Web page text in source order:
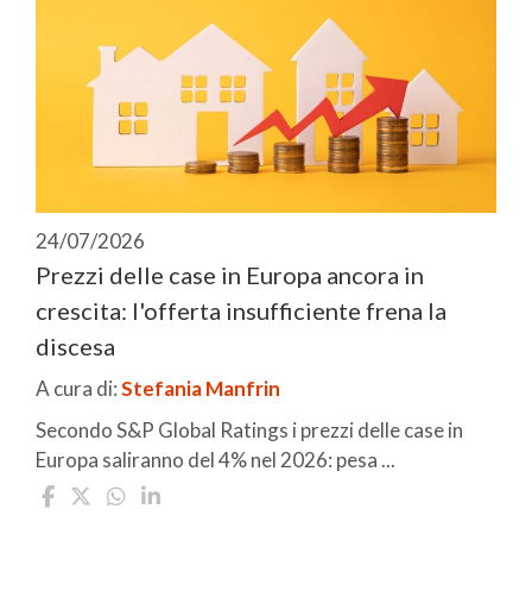
24/07/2026
Prezzi delle case in Europa ancora in
crescita: l'offerta insufficiente frena la
discesa
A cura di:Stefania Manfrin
Secondo S&P Global Ratings i prezzi delle case in
Europa saliranno del 4% nel 2026: pesa ...